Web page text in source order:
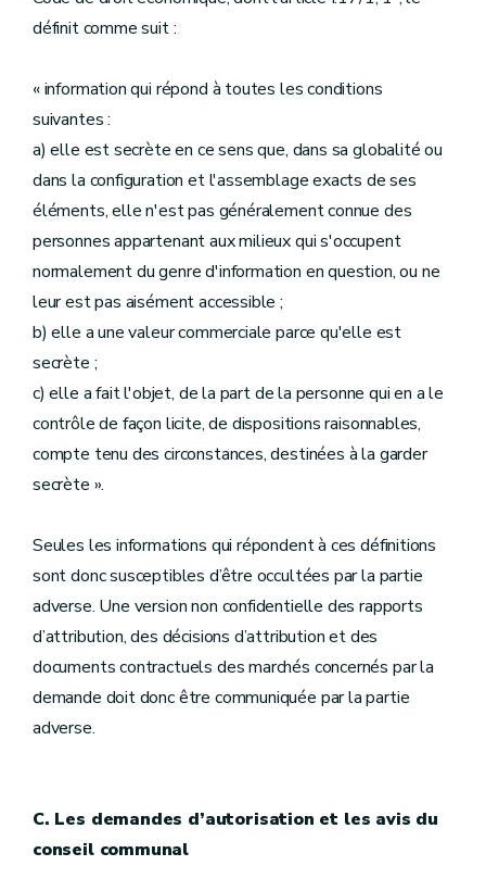
définit comme suit :
« information qui répond à toutes les conditions
suivantes :
a) elle est secrète en ce sens que, dans sa globalité ou
dans la configuration et l'assemblage exacts de ses
éléments, elle n'est pas généralement connue des
personnes appartenant aux milieux qui s'occupent
normalement du genre d'information en question, ou ne
leur est pas aisément accessible ;
b) elle a une valeur commerciale parce qu'elle est
secrète ;
c) elle a fait l'objet, de la part de la personne qui en a le
contrôle de façon licite, de dispositions raisonnables,
compte tenu des circonstances, destinées à la garder
secrète ».
Seules les informations qui répondent à ces définitions
sont donc susceptibles d’être occultées par la partie
adverse. Une version non confidentielle des rapports
d’attribution, des décisions d’attribution et des
documents contractuels des marchés concernés par la
demande doit donc être communiquée par la partie
adverse.
C. Les demandes d’autorisation et les avis du
conseil communal